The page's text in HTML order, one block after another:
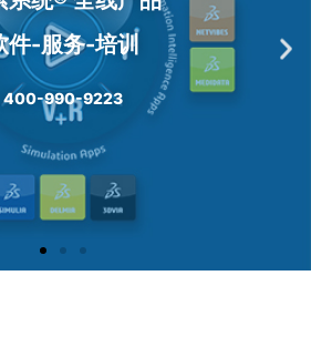
深耕新能源领域
助企业智造转型
400-990-9223